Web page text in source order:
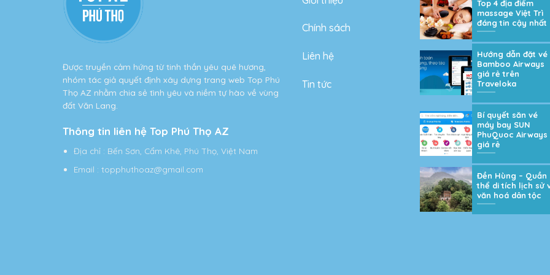
Được truyền cảm hứng từ tinh thần yêu quê hương,
nhóm tác giả quyết định xây dựng trang web Top Phú
Thọ AZ nhằm chia sẻ tình yêu và niềm tự hào về vùng
đất Văn Lang.
Thông tin liên hệ Top Phú Thọ AZ
Địa chỉ : Bến Sơn, Cẩm Khê, Phú Thọ, Việt Nam
Email : topphuthoaz@gmail.com
Chính sách
Liên hệ
Tin tức
Top 4 địa điểm
massage Việt Trì
đáng tin cậy nhất
Hướng dẫn đặt vé
Bamboo Airways
giá rẻ trên
Traveloka
Bí quyết săn vé
máy bay SUN
PhuQuoc Airways
giá rẻ
Đền Hùng – Quần
thể di tích lịch sử
văn hoá dân tộc